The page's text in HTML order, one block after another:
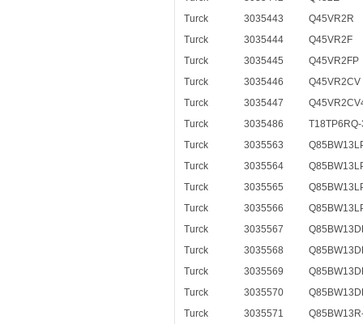
Turck
3035443
Q45VR2R
Turck
3035444
Q45VR2F
Turck
3035445
Q45VR2FP
Turck
3035446
Q45VR2CV
Turck
3035447
Turck
3035486
Turck
3035563
Turck
3035564
Turck
3035565
Turck
3035566
Turck
3035567
Turck
3035568
Turck
3035569
Turck
3035570
Turck
3035571